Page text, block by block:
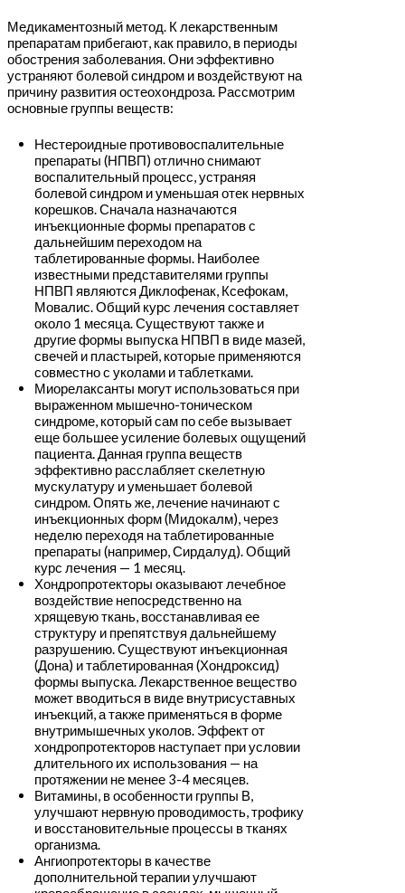
Медикаментозный метод. К лекарственным
препаратам прибегают, как правило, в периоды
обострения заболевания. Они эффективно
устраняют болевой синдром и воздействуют на
причину развития остеохондроза. Рассмотрим
основные группы веществ:
Нестероидные противовоспалительные
препараты (НПВП) отлично снимают
воспалительный процесс, устраняя
болевой синдром и уменьшая отек нервных
корешков. Сначала назначаются
инъекционные формы препаратов с
дальнейшим переходом на
таблетированные формы. Наиболее
известными представителями группы
НПВП являются Диклофенак, Ксефокам,
Мовалис. Общий курс лечения составляет
около 1 месяца. Существуют также и
другие формы выпуска НПВП в виде мазей,
свечей и пластырей, которые применяются
совместно с уколами и таблетками.
Миорелаксанты могут использоваться при
выраженном мышечно-тоническом
синдроме, который сам по себе вызывает
еще большее усиление болевых ощущений
пациента. Данная группа веществ
эффективно расслабляет скелетную
мускулатуру и уменьшает болевой
синдром. Опять же, лечение начинают с
инъекционных форм (Мидокалм), через
неделю переходя на таблетированные
препараты (например, Сирдалуд). Общий
курс лечения — 1 месяц.
Хондропротекторы оказывают лечебное
воздействие непосредственно на
хрящевую ткань, восстанавливая ее
структуру и препятствуя дальнейшему
разрушению. Существуют инъекционная
(Дона) и таблетированная (Хондроксид)
формы выпуска. Лекарственное вещество
может вводиться в виде внутрисуставных
инъекций, а также применяться в форме
внутримышечных уколов. Эффект от
хондропротекторов наступает при условии
длительного их использования — на
протяжении не менее 3-4 месяцев.
Витамины, в особенности группы В,
улучшают нервную проводимость, трофику
и восстановительные процессы в тканях
организма.
Ангиопротекторы в качестве
дополнительной терапии улучшают